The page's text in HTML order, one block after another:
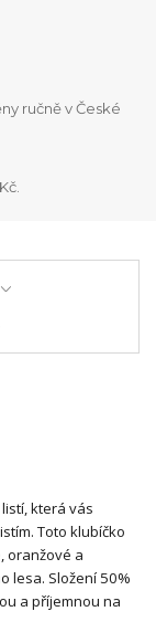
ručně v České
která vás
Toto klubíčko
oranžové a
lesa. Složení 50%
a příjemnou na